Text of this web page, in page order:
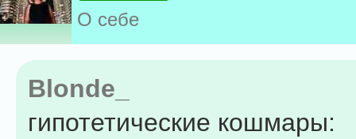
О себе
Blonde_
гипотетические кошмары: